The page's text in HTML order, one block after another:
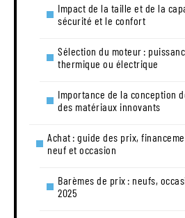
Impact de la taille et de la
sécurité et le confort
Sélection du moteur :
thermique ou électrique
Importance de la conception
des matériaux innovants
Achat : guide des prix,
neuf et occasion
Barèmes de prix : neufs,
2025